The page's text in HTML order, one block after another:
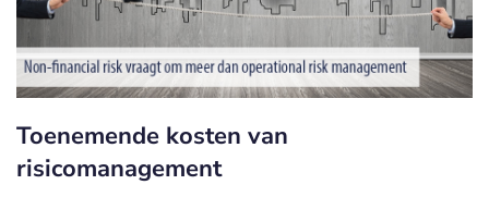
Toenemende kosten van
risicomanagement